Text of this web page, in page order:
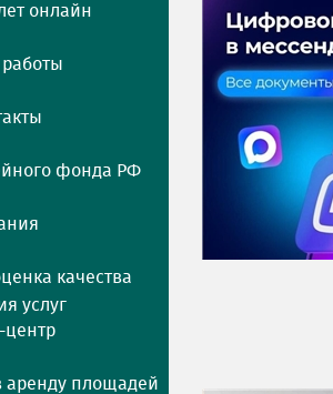
онлайн
фонда РФ
качества
услуг
центр
аренду площадей